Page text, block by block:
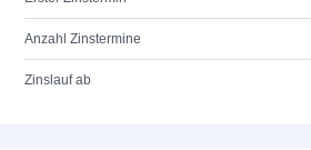
Anzahl Zinstermine
Zinslauf ab